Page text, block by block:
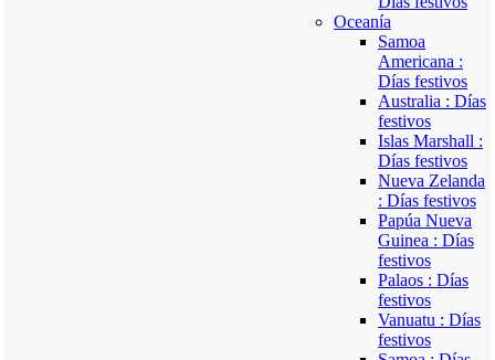
Oceanía
Samoa
Americana :
Días festivos
Australia : Días
festivos
Islas Marshall :
Días festivos
Nueva Zelanda
: Días festivos
Papúa Nueva
Guinea : Días
festivos
Palaos : Días
festivos
Vanuatu : Días
festivos